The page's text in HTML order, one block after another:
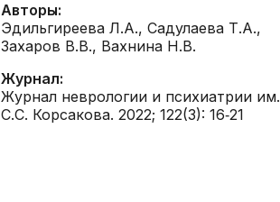
Авторы:
Эдильгиреева Л.А., Садулаева Т.А.,
Захаров В.В., Вахнина Н.В.
Журнал:
Журнал неврологии и психиатрии им.
С.С. Корсакова. 2022; 122(3): 16‑21